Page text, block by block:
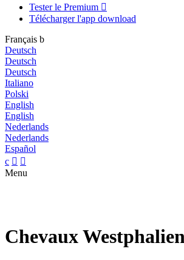
Tester le Premium 
Télécharger l'app download
Français b
Deutsch
Deutsch
Deutsch
Italiano
Polski
English
English
Nederlands
Nederlands
Español
c  
Menu
Chevaux